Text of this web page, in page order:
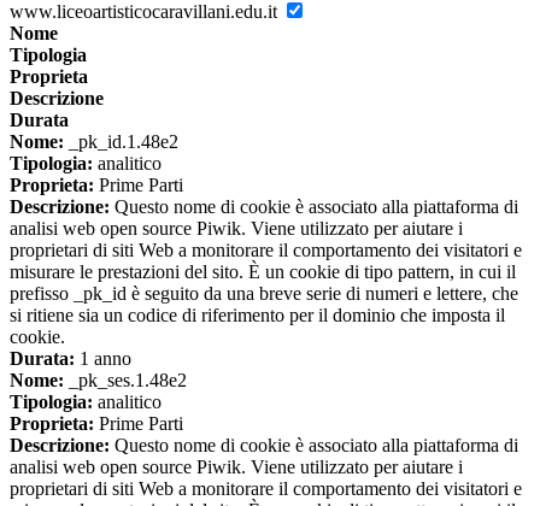
www.liceoartisticocaravillani.edu.it
Nome
Tipologia
Proprieta
Descrizione
Durata
Nome: _pk_id.1.48e2
Tipologia: analitico
Proprieta: Prime Parti
Descrizione: Questo nome di cookie è associato alla piattaforma di
analisi web open source Piwik. Viene utilizzato per aiutare i
proprietari di siti Web a monitorare il comportamento dei visitatori e
misurare le prestazioni del sito. È un cookie di tipo pattern, in cui il
prefisso _pk_id è seguito da una breve serie di numeri e lettere, che
si ritiene sia un codice di riferimento per il dominio che imposta il
cookie.
Durata: 1 anno
Nome: _pk_ses.1.48e2
Tipologia: analitico
Proprieta: Prime Parti
Descrizione: Questo nome di cookie è associato alla piattaforma di
analisi web open source Piwik. Viene utilizzato per aiutare i
proprietari di siti Web a monitorare il comportamento dei visitatori e